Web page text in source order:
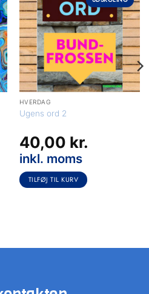
HVERDAG
Ugens ord 2
40,00 kr.
inkl. moms
TILFØJ TIL KURV